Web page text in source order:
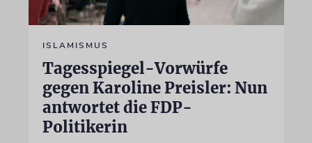
ISLAMISMUS
Tagesspiegel-Vorwürfe
gegen Karoline Preisler: Nun
antwortet die FDP-
Politikerin